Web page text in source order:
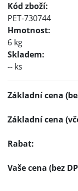
Kód zboží:
PET-730744
Hmotnost:
6 kg
Skladem:
-- ks
Základní cena
Základní cena
Rabat:
Vaše cena (bez